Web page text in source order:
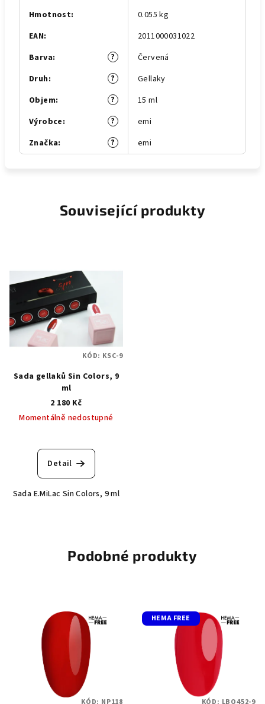
Hmotnost:
0.055 kg
EAN:
2011000031022
?
Barva:
Červená
?
Druh:
Gellaky
?
Objem:
15 ml
?
Výrobce:
emi
?
Značka: emi
Související produkty
Sada gellaků Sin Colors, 9
ml
2 180 Kč
Momentálně nedostupné
Detail
Sada E.MiLac Sin Colors, 9 ml
KÓD: KSC-9
Podobné produkty
KÓD: NP118
HEMA FREE
KÓD: LBO452-9